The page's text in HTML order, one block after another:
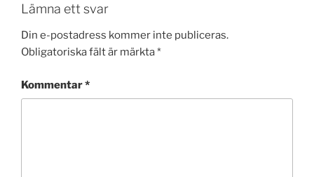
Lämna ett svar
Din e-postadress kommer inte publiceras.
Obligatoriska fält är märkta*
Kommentar*